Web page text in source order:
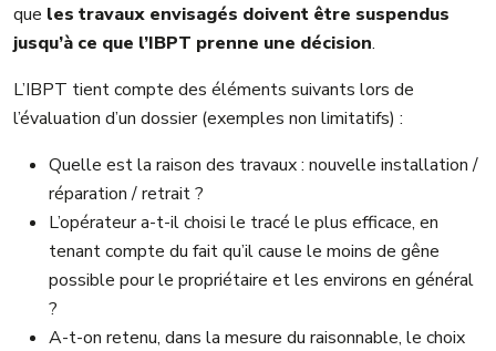
que les travaux envisagés doivent être suspendus
jusqu’à ce que l’IBPT prenne une décision.
L’IBPT tient compte des éléments suivants lors de
l’évaluation d’un dossier (exemples non limitatifs) :
Quelle est la raison des travaux : nouvelle installation /
réparation / retrait ?
L’opérateur a-t-il choisi le tracé le plus efficace, en
tenant compte du fait qu’il cause le moins de gêne
possible pour le propriétaire et les environs en général
?
A-t-on retenu, dans la mesure du raisonnable, le choix